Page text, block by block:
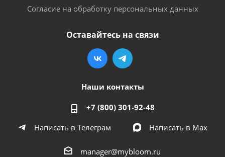
Согласие на обработку персональных данных
Оставайтесь на связи
Наши контакты
+7 (800) 301-92-48
Написать в Телеграм
Написать в Мах
manager@mybloom.ru